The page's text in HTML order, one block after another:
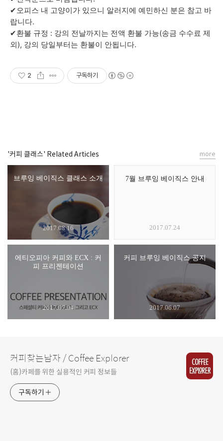
✔︎오피스 내 고양이가 있으니 알러지에 예민하신 분은 참고 바
랍니다.
✔︎환불 규정 : 강의 전날까지는 전액 환불 가능(송금 수수료 제
외), 강의 당일부터는 환불이 안됩니다.
2 구독하기
'커피 클래스' Related Articles
브루잉 베이직스 클래스 소개
2017.08.16
7월 브루잉 베이직스 안내
2017.07.24
에티오피아 커피와 ECX : 커
피 프리젠테이션
2017.07.04
커피 브루잉 베이직스 공지
2017.06.07
more
커피찾는남자 / Coffee Explorer
(홈)카페를 위한 실용적인 커피 정보들
구독하기